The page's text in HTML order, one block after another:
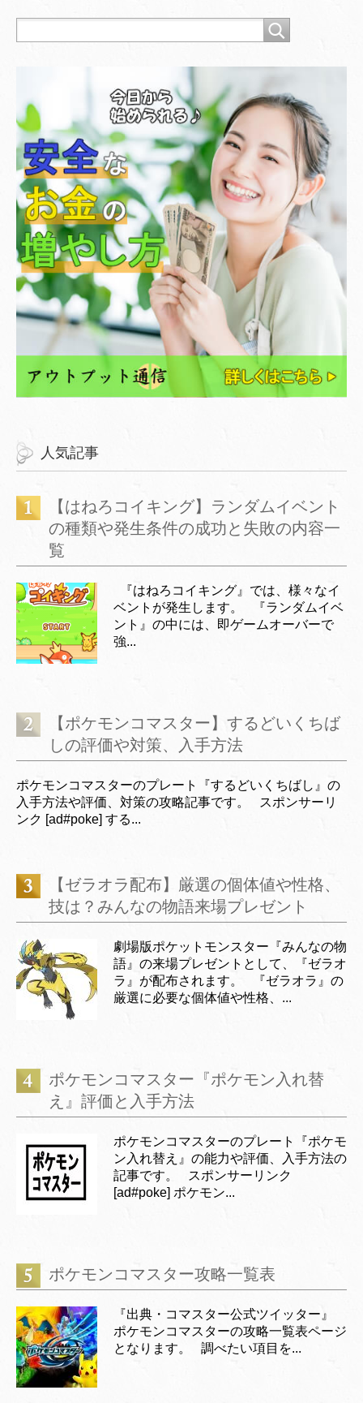
人気記事
【はねろコイキング】ランダムイベント
の種類や発生条件の成功と失敗の内容一
覧
『はねろコイキング』では、様々なイ
ベントが発生します。 『ランダムイベ
ント』の中には、即ゲームオーバーで
強...
【ポケモンコマスター】するどいくちば
しの評価や対策、入手方法
ポケモンコマスターのプレート『するどいくちばし』の
入手方法や評価、対策の攻略記事です。 スポンサーリ
ンク [ad#poke] する...
【ゼラオラ配布】厳選の個体値や性格、
技は？みんなの物語来場プレゼント
劇場版ポケットモンスター『みんなの物
語』の来場プレゼントとして、『ゼラオ
ラ』が配布されます。 『ゼラオラ』の
厳選に必要な個体値や性格、...
ポケモンコマスター『ポケモン入れ替
え』評価と入手方法
ポケモンコマスターのプレート『ポケモ
ン入れ替え』の能力や評価、入手方法の
記事です。 スポンサーリンク
[ad#poke] ポケモン...
ポケモンコマスター攻略一覧表
『出典・コマスター公式ツイッター』
ポケモンコマスターの攻略一覧表ページ
となります。 調べたい項目を...